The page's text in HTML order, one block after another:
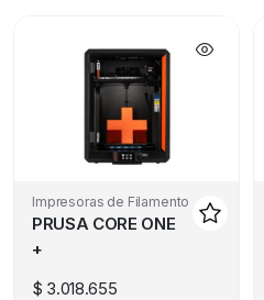
Impresoras de Filamento
PRUSA CORE ONE
+
$ 3.018.655